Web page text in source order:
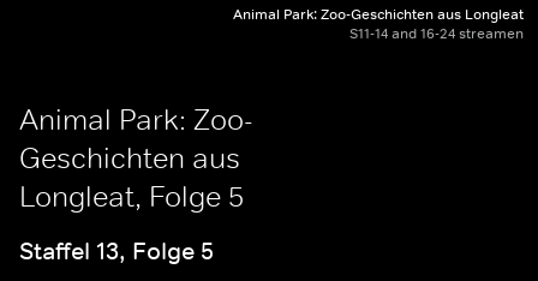
Animal Park: Zoo-Geschichten aus Longleat
S11-14 and 16-24 streamen
Animal Park: Zoo-
Geschichten aus
Longleat, Folge 5
Staffel 13, Folge 5